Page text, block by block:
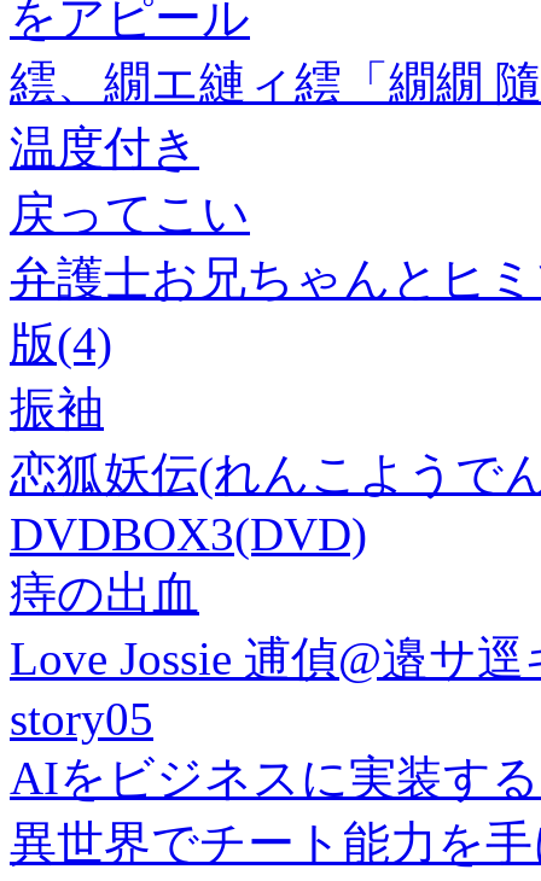
をアピール
繧、繝エ縺ィ繧「繝繝
温度付き
戻ってこい
弁護士お兄ちゃんとヒ
版(4)
振袖
恋狐妖伝(れんこようで
DVDBOX3(DVD)
痔の出血
Love Jossie 逋偵@邉サ
story05
AIをビジネスに実装す
異世界でチート能力を